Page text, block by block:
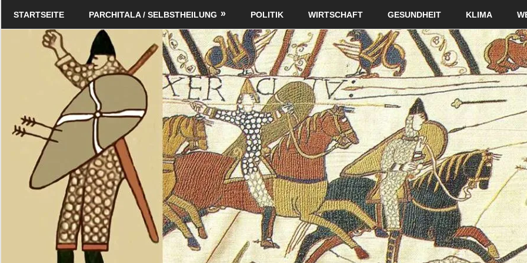
Schildverlag
STARTSEITE PARCHITALA / SELBSTHEILUNG POLITIK WIRTSCHAFT GESUNDHEIT KLIMA